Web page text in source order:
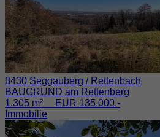
8430 Seggauberg / Rettenbach
BAUGRUND am Rettenberg
1.305 m² EUR 135.000.-
Immobilie